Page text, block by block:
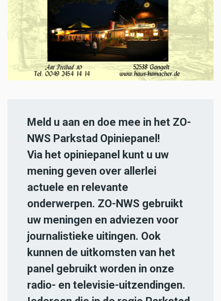
Meld u aan en doe mee in het ZO-
NWS Parkstad Opiniepanel!
Via het opiniepanel kunt u uw
mening geven over allerlei
actuele en relevante
onderwerpen. ZO-NWS gebruikt
uw meningen en adviezen voor
journalistieke uitingen. Ook
kunnen de uitkomsten van het
panel gebruikt worden in onze
radio- en televisie-uitzendingen.